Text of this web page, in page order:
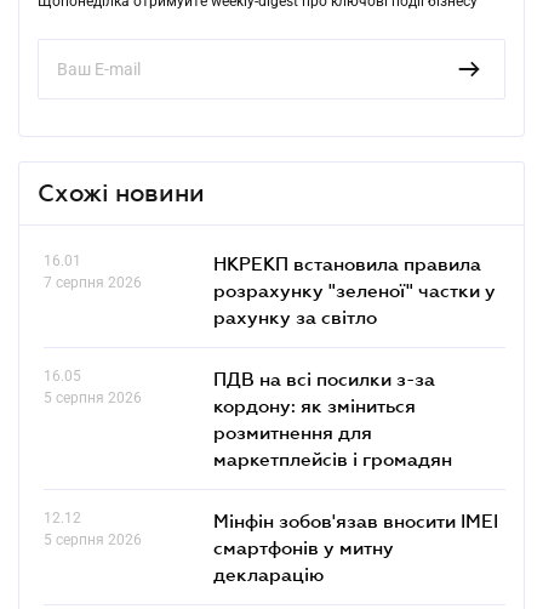
Схожі новини
16.01
7 серпня 2026
НКРЕКП встановила правила
розрахунку "зеленої" частки у
рахунку за світло
16.05
5 серпня 2026
ПДВ на всі посилки з-за
кордону: як зміниться
розмитнення для
маркетплейсів і громадян
12.12
5 серпня 2026
Мінфін зобов'язав вносити IMEI
смартфонів у митну
декларацію